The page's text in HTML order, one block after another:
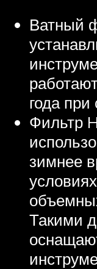
Ватный
года при
Фильтр
зимнее
Такими